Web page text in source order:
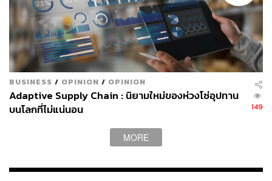
BUSINESS / OPINION / OPINION
Adaptive Supply Chain : นิยามใหม่ของห่วงโซ่อุปทาน
บนโลกที่ไม่แน่นอน
149
MORE